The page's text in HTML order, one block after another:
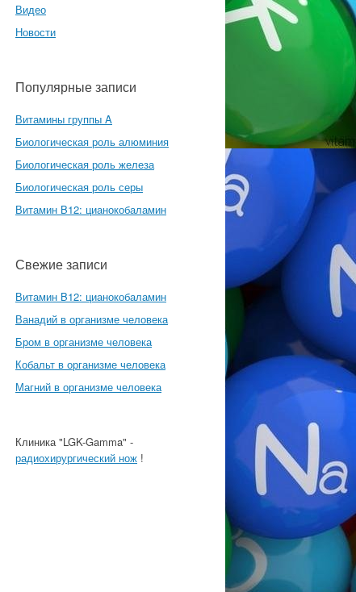
Видео
Новости
Популярные записи
Витамины группы A
Биологическая роль алюминия
Биологическая роль железа
Биологическая роль серы
Витамин B12: цианокобаламин
Свежие записи
Витамин B12: цианокобаламин
Ванадий в организме человека
Бром в организме человека
Кобальт в организме человека
Магний в организме человека
Клиника "LGK-Gamma" -
радиохирургический нож !